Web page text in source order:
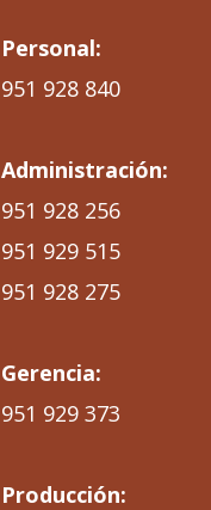
Personal:
951 928 840
Administración:
951 928 256
951 929 515
951 928 275
Gerencia:
951 929 373
Producción: